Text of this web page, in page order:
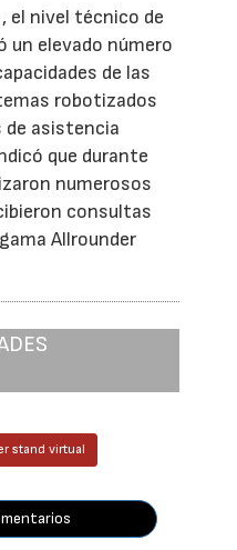
el nivel técnico de
elevado número
de las
robotizados
asistencia
que durante
numerosos
consultas
Allrounder
stand virtual